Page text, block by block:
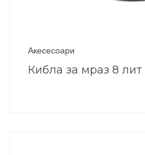
Акесесоари
Кибла за мраз 8 лит